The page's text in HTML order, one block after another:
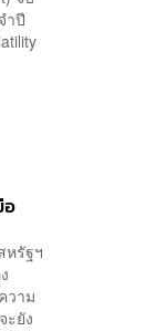
ำปี
อ
หรัฐฯ
วาม
ะยัง